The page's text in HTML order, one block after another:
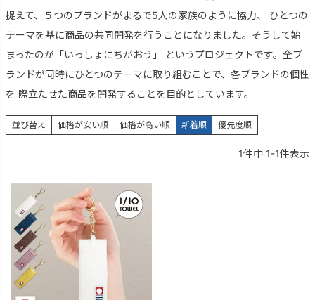
捉えて、５つのブランドがまるで5人の家族のように協力、 ひとつの
テーマを基に商品の共同開発を行うことになりました。そうして始
まったのが「いっしょにちがおう」 というプロジェクトです。全ブ
ランドが同時にひとつのテーマに取り組むことで、各ブランドの個性
を 際立たせた商品を開発することを目的としています。
並び替え 価格が安い順 価格が高い順 新着順 優先度順
1件中 1-1件表示